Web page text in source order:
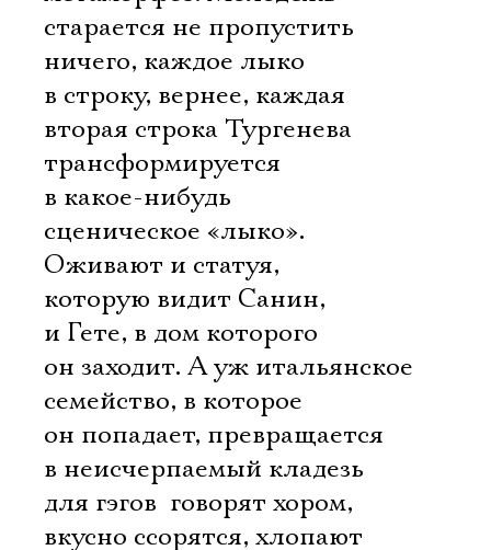
старается не пропустить
ничего, каждое лыко
в строку, вернее, каждая
вторая строка Тургенева
трансформируется
в какое-нибудь
сценическое «лыко».
Оживают и статуя,
которую видит Санин,
и Гете, в дом которого
он заходит. А уж итальянское
семейство, в которое
он попадает, превращается
в неисчерпаемый кладезь
для гэгов  говорят хором,
вкусно ссорятся, хлопают